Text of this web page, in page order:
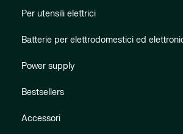
Per utensili elettrici
Batterie per elettrodomestici ed
Power supply
Bestsellers
Accessori